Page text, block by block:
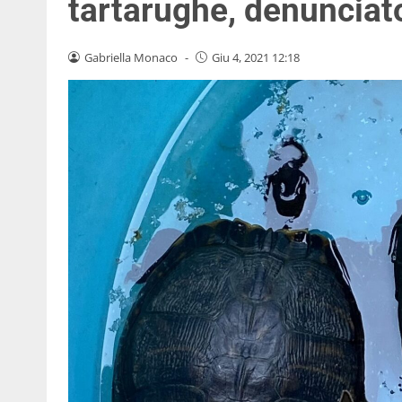
tartarughe,
Gabriella Monaco - Giu 4, 2021 12:18